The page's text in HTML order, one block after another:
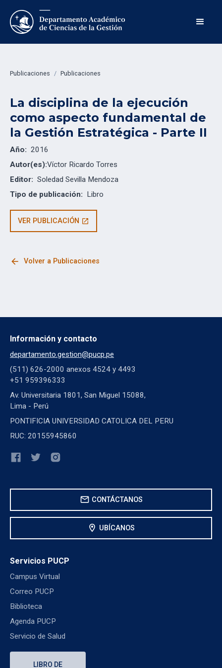
Publicaciones / Publicaciones
La disciplina de la ejecución
como aspecto fundamental de
la Gestión Estratégica - Parte II
Año: 2016
Autor(es):Víctor Ricardo Torres
Editor: Soledad Sevilla Mendoza
Tipo de publicación: Libro
VER PUBLICACIÓN open_in_new
arrow_back Volver a Publicaciones
Información y contacto
departamento.gestion@pucp.pe
(511) 626-2000 anexos 4524 y 4493
+51 959396333
Av. Universitaria 1801, San Miguel 15088,
Lima - Perú
PONTIFICIA UNIVERSIDAD CATOLICA DEL PERU
RUC: 20155945860
mail CONTÁCTANOS
location_on UBÍCANOS
Servicios PUCP
Campus Virtual
Correo PUCP
Biblioteca
Agenda PUCP
Servicio de Salud
LIBRO DE